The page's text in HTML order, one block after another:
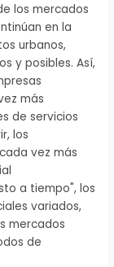
los mercados
en la
urbanos,
y posibles. Así,
más
de servicios
los
vez más
a tiempo", los
variados,
mercados
de